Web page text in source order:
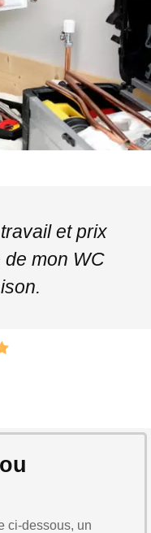
et prix
mon WC
ci-dessous, un